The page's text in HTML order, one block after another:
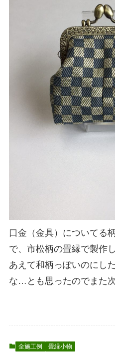
口金（金具）についてる
で、市松柄の畳縁で製作
あえて和柄っぽいのにし
な…とも思ったのでまた次
全施工例 畳縁小物